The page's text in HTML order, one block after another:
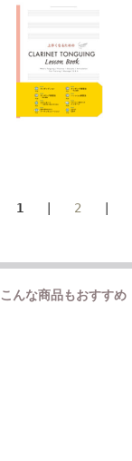
1 2
こんな商品もおすすめ